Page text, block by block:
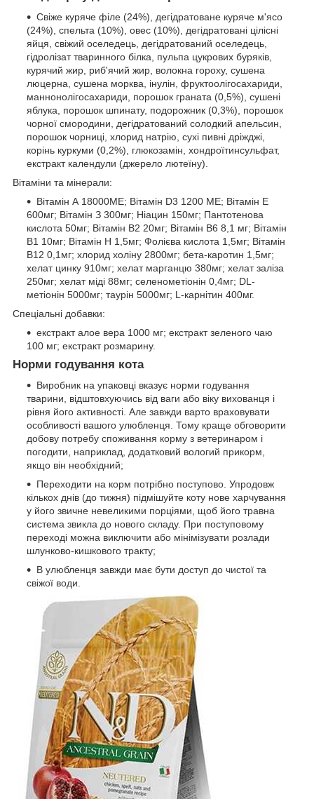
Свіже куряче філе (24%), дегідратоване куряче м'ясо
(24%), спельта (10%), овес (10%), дегідратовані цілісні
яйця, свіжий оселедець, дегідратований оселедець,
гідролізат тваринного білка, пульпа цукрових буряків,
курячий жир, риб'ячий жир, волокна гороху, сушена
люцерна, сушена морква, інулін, фруктоолігосахариди,
маннонолігосахариди, порошок граната (0,5%), сушені
яблука, порошок шпинату, подорожник (0,3%), порошок
чорної смородини, дегідратований солодкий апельсин,
порошок чорниці, хлорид натрію, сухі пивні дріжджі,
корінь куркуми (0,2%), глюкозамін, хондроїтинсульфат,
екстракт календули (джерело лютеїну).
Вітаміни та мінерали:
Вітамін А 18000МЕ; Вітамін D3 1200 МЕ; Вітамін Е
600мг; Вітамін З 300мг; Ніацин 150мг; Пантотенова
кислота 50мг; Вітамін В2 20мг; Вітамін В6 8,1 мг; Вітамін
В1 10мг; Вітамін H 1,5мг; Фолієва кислота 1,5мг; Вітамін
B12 0,1мг; хлорид холіну 2800мг; бета-каротин 1,5мг;
хелат цинку 910мг; хелат марганцю 380мг; хелат заліза
250мг; хелат міді 88мг; селенометіонін 0,4мг; DL-
метіонін 5000мг; таурін 5000мг; L-карнітин 400мг.
Спеціальні добавки:
екстракт алое вера 1000 мг; екстракт зеленого чаю
100 мг; екстракт розмарину.
Норми годування кота
Виробник на упаковці вказує норми годування
тварини, відштовхуючись від ваги або віку вихованця і
рівня його активності. Але завжди варто враховувати
особливості вашого улюбленця. Тому краще обговорити
добову потребу споживання корму з ветеринаром і
погодити, наприклад, додатковий вологий прикорм,
якщо він необхідний;
Переходити на корм потрібно поступово. Упродовж
кількох днів (до тижня) підмішуйте коту нове харчування
у його звичне невеликими порціями, щоб його травна
система звикла до нового складу. При поступовому
переході можна виключити або мінімізувати розлади
шлунково-кишкового тракту;
В улюбленця завжди має бути доступ до чистої та
свіжої води.